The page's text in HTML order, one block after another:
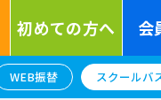
初めての方へ 会
WEB振替 スクールバ